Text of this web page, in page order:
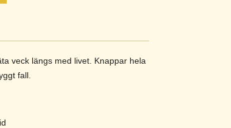
veck längs med livet. Knappar hela
fall.